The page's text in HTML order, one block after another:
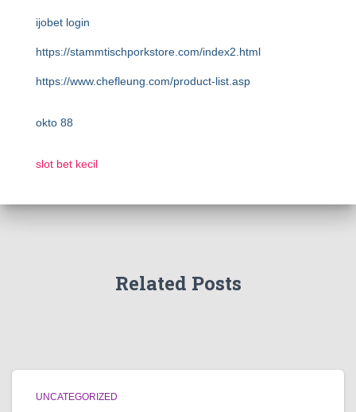
ijobet login
https://stammtischporkstore.com/index2.html
https://www.chefleung.com/product-list.asp
okto 88
slot bet kecil
Related Posts
UNCATEGORIZED